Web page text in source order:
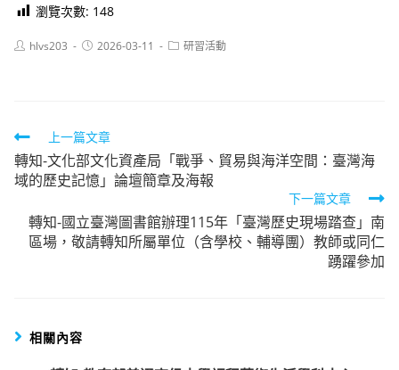
瀏覽次數: 148
Posthlvs203
Post2026-03-11
Post研習活動
Read
more
articles
上一篇文章
轉知-文化部文化資產局「戰爭、貿易與海洋空間：臺灣海
域的歷史記憶」論壇簡章及海報
下一篇文章
轉知-國立臺灣圖書館辦理115年「臺灣歷史現場踏查」南
區場，敬請轉知所屬單位（含學校、輔導團）教師或同仁
踴躍參加
相關內容